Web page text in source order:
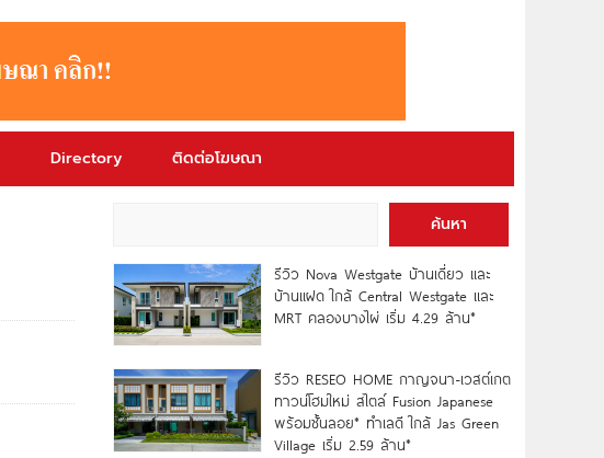
Directory ติดต่อโฆษณา
ค้นหา
รีวิว Nova Westgate บ้านเดี่ยว และ
บ้านแฝด ใกล้ Central Westgate และ
MRT คลองบางไผ่ เริ่ม 4.29 ล้าน*
รีวิว RESEO HOME กาญจนา-เวสต์เกต
ทาวน์โฮมใหม่ สไตล์ Fusion Japanese
พร้อมชั้นลอย* ทำเลดี ใกล้ Jas Green
Village เริ่ม 2.59 ล้าน*